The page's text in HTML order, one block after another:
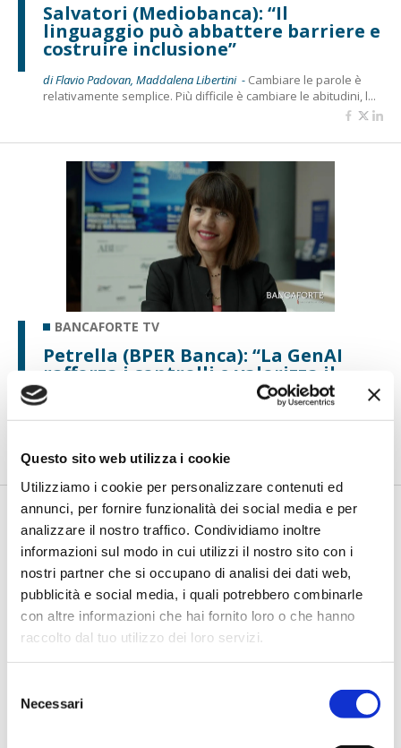
Questo sito web utilizza i cookie
Utilizziamo i cookie per personalizzare contenuti ed
annunci, per fornire funzionalità dei social media e per
analizzare il nostro traffico. Condividiamo inoltre
informazioni sul modo in cui utilizzi il nostro sito con i
nostri partner che si occupano di analisi dei dati web,
pubblicità e social media, i quali potrebbero combinarle
con altre informazioni che hai fornito loro o che hanno
raccolto dal tuo utilizzo dei loro servizi.
delNecessari
Salvatori (Mediobanca): “Il
linguaggio può abbattere barriere e
costruire inclusione”
di Flavio Padovan, Maddalena Libertini - Cambiare le parole è
relativamente semplice. Più difficile è cambiare le abitudini, l...
BANCAFORTE TV
Petrella (BPER Banca): “La GenAI
rafforza i controlli e valorizza il
lavoro degli analisti”
di Flavio Padovan, Maddalena Libertini -Rendere i controlli di
BANCAFORTE TV
Fracassi (Multiply Group): "L’AI va
progettata dentro i processi,